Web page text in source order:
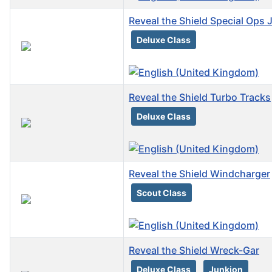
Reveal the Shield Special Ops
Deluxe Class
Reveal the Shield Turbo Tracks
Deluxe Class
Reveal the Shield Windcharger
Scout Class
Reveal the Shield Wreck-Gar
Deluxe Class Junkion